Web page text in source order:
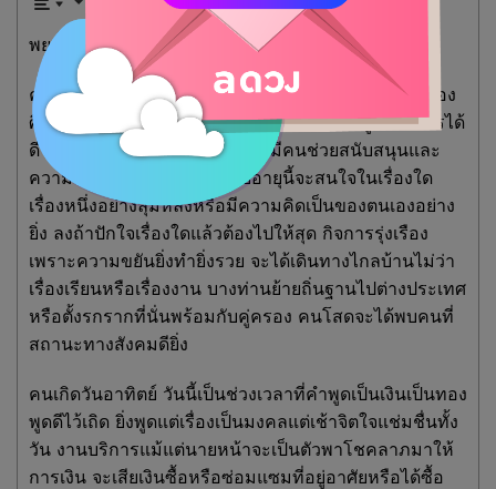
พยากรณ์ประจำวันจันทร์ที่ 6 มีนาคม 2566
คนเกิดวันนี้มักจะเป็นคนใจดี มองโลกสวยงาม รักในเรื่อง
ศิลปะ มนุษย์สัมพันธ์ดี ถ้าเป็นหัวหน้าคนก็จะดูแลบริวารได้
ดี ชีวิตประสบความสำเร็จเพราะมีคนช่วยสนับสนุนและ
ความสามารถของตน ในรอบอายุนี้จะสนใจในเรื่องใด
เรื่องหนึ่งอย่างลุ่มหลงหรือมีความคิดเป็นของตนเองอย่าง
ยิ่ง ลงถ้าปักใจเรื่องใดแล้วต้องไปให้สุด กิจการรุ่งเรือง
เพราะความขยันยิ่งทำยิ่งรวย จะได้เดินทางไกลบ้านไม่ว่า
เรื่องเรียนหรือเรื่องงาน บางท่านย้ายถิ่นฐานไปต่างประเทศ
หรือตั้งรกรากที่นั่นพร้อมกับคู่ครอง คนโสดจะได้พบคนที่
สถานะทางสังคมดียิ่ง
คนเกิดวันอาทิตย์ วันนี้เป็นช่วงเวลาที่คำพูดเป็นเงินเป็นทอง
พูดดีไว้เถิด ยิ่งพูดแต่เรื่องเป็นมงคลแต่เช้าจิตใจแช่มชื่นทั้ง
วัน งานบริการแม้แต่นายหน้าจะเป็นตัวพาโชคลาภมาให้
การเงิน จะเสียเงินซื้อหรือซ่อมแซมที่อยู่อาศัยหรือได้ซื้อ